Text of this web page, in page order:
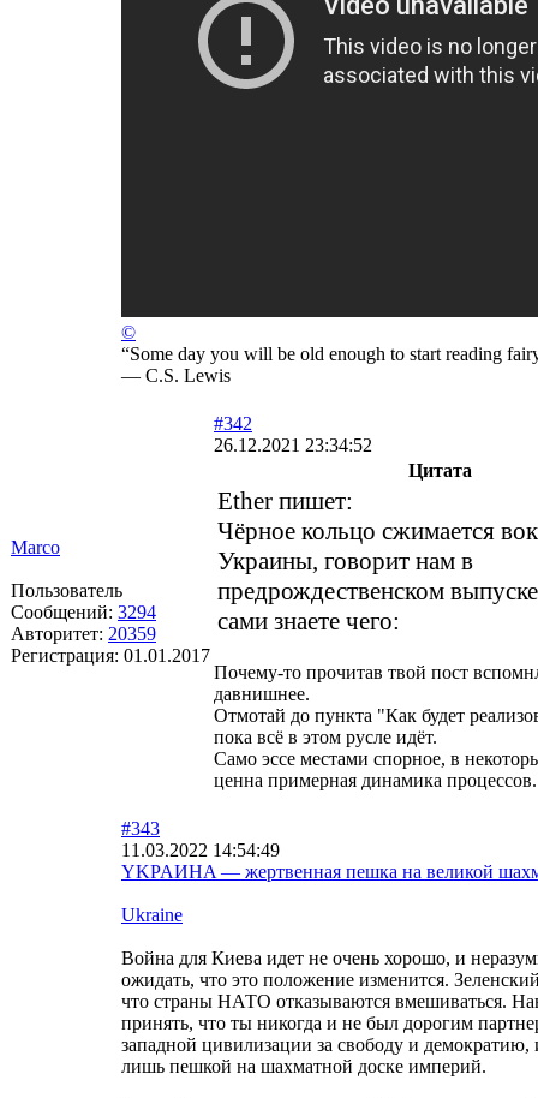
©
“Some day you will be old enough to start reading
― C.S. Lewis
Marco
Пользователь
Сообщений: 3294
Авторитет: 20359
Регистрация: 01.01.2017
#342
26.12.2021 23:34:52
Цитата
Ether пишет:
Чёрное кольцо сжимается
Украины, говорит нам в
предрождественском
сами знаете чего:
Почему-то прочитав твой пост
давнишнее.
Отмотай до пункта "Как будет
пока всё в этом русле идёт.
Само эссе местами спорное, в
ценна примерная динамика
#343
11.03.2022 14:54:49
YKPAИHA — жертвенная пешка на великой
Ukraine
Война для Киева идет не очень хорошо, и
ожидать, что это положение изменится.
что страны НАТО отказываются вмешиваться.
принять, что ты никогда и не был дорогим
западной цивилизации за свободу и демократию,
лишь пешкой на шахматной доске империй.